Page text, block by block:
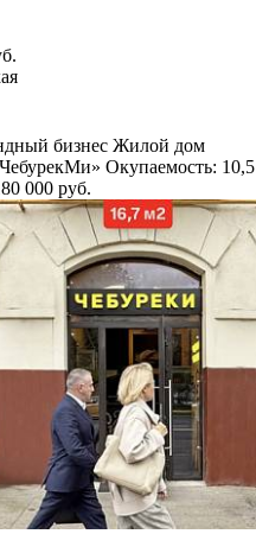
бизнес Жилой дом
Окупаемость: 10,5
000 руб.